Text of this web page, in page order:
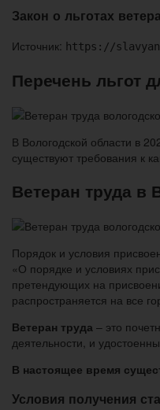
Закон о льготах
Источник: https://
Перечень льгот
В Вологодской области в
существуют требования к
Ветеран труда в
Порядок и условия
«О порядке и условиях
претендующих на
распространяется на все
Ветеран труда – это
деятельности, и
В настоящее время
Условия получения